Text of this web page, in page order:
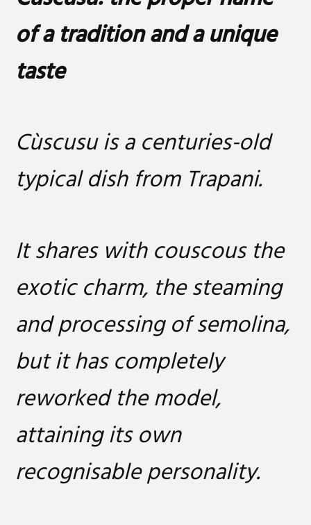
of a tradition and a unique
taste
Cùscusu is a centuries-old
typical dish from Trapani.
It shares with couscous the
exotic charm, the steaming
and processing of semolina,
but it has completely
reworked the model,
attaining its own
recognisable personality.